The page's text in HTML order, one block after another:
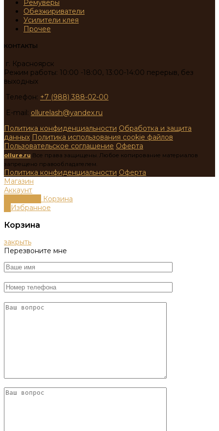
Ремуверы
Обезжириватели
Усилители клея
Прочее
КОНТАКТЫ
г. Красноярск
Режим работы: 10:00 -18:00, 13:00-14:00 перерыв, без
выходных
Телефон: +7 (988) 388-02-00
E-mail: ollurelash@yandex.ru
Политика конфиденциальности Обработка и защита
данных Политика использования cookie файлов
Пользовательское соглашение Оферта
ollure.ru Все права защищены. Любое копирование материалов
запрещено правообладателем.
Политика конфиденциальности Оферта
Магазин
Аккаунт
Корзина
Избранное
Корзина
закрыть
Перезвоните мне